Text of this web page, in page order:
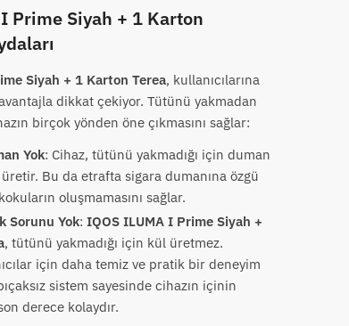
I Prime Siyah + 1 Karton
Siyah + 1 Karton Terea, kullanıcılarına
dikkat çekiyor. Tütünü yakmadan
birçok yönden öne çıkmasını sağlar:
Yok: Cihaz, tütünü yakmadığı için duman
Bu da etrafta sigara dumanına özgü
oluşmamasını sağlar.
Sorunu Yok: IQOS ILUMA I Prime Siyah +
, tütünü yakmadığı için kül üretmez.
için daha temiz ve pratik bir deneyim
sistem sayesinde cihazın içinin
derece kolaydır.